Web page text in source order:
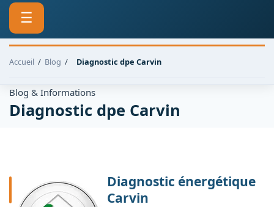
☰
Accueil / Blog / Diagnostic dpe Carvin
Blog & Informations
Diagnostic dpe Carvin
Diagnostic énergétique
Carvin